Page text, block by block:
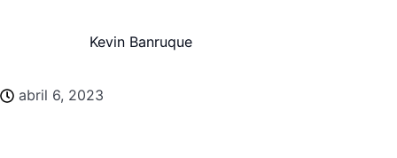
Kevin Banruque
abril 6, 2023